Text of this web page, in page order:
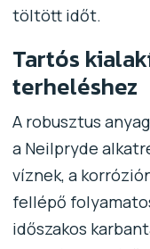
töltött időt.
Tartós
terheléshez
A robusztus
a Neilpryde
víznek, a
fellépő
időszakos